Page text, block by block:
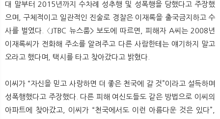
대 말부터 2015년까지 수차례 성추행 및 성폭행을 당했다고 주장했
으며, 구체적이고 일관적인 진술로 경찰은 이재록을 출국금지하고 수
사를 벌였다. 〈JTBC 뉴스룸> 보도에 따르면, 피해자 A씨는 2008년
이재록씨가 전화해 주소를 알려주고 다른 사람한테는 얘기하지 말고
오라고 했다며, 택시를 타고 찾아갔다고 밝혔다.
이씨가 “자신을 믿고 사랑하면 더 좋은 천국에 갈 것”이라고 설득하며
성폭행했다고 주장했다. 다른 피해 여신도들도 같은 방법으로 이씨의
아파트에 찾아갔고, 이씨가 “천국에서도 이런 아름다운 것은 있다”,